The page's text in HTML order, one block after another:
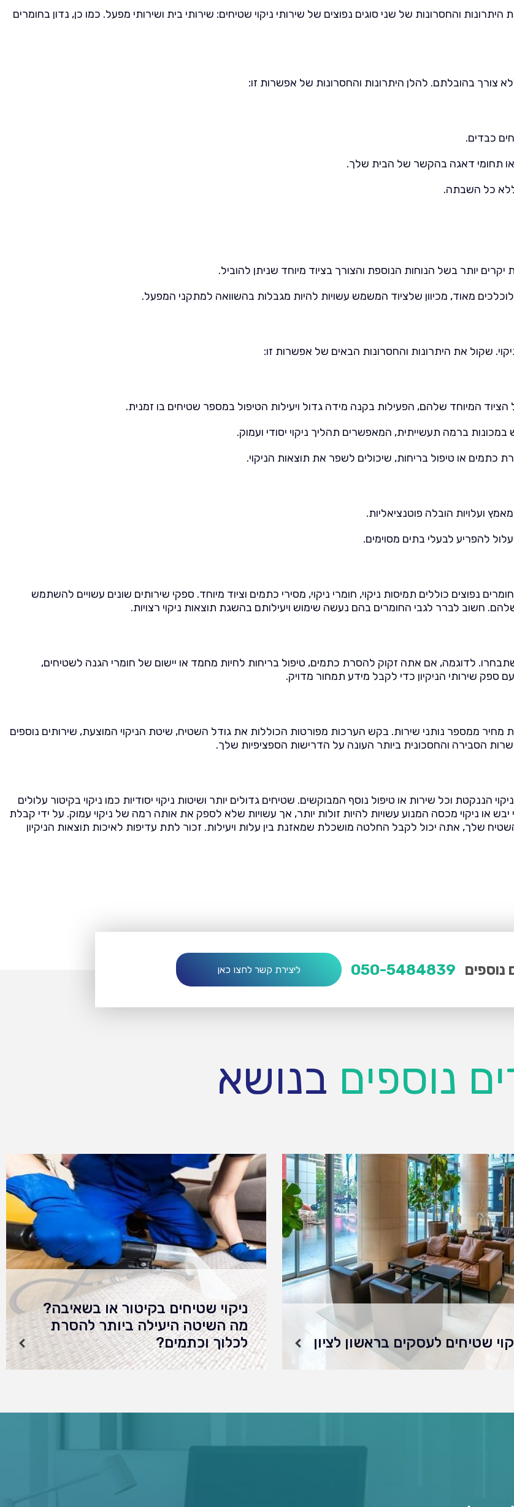
והחסרונות של שני סוגים נפוצים של שירותי ניקוי שטיחים: שירותי בית ושירותי מפעל. כמו כן, נדון בחומרים
צורך בהובלתם. להלן היתרונות והחסרונות של אפשרות זו:
כבדים.
או תחומי דאגה בהקשר של הבית שלך.
ללא כל השבתה.
יקרים יותר בשל הנוחות הנוספת והצורך בציוד מיוחד שניתן להוביל.
מאוד, מכיוון שלציוד המשמש עשויות להיות מגבלות בהשוואה למתקני המפעל.
שקול את היתרונות והחסרונות הבאים של אפשרות זו:
המיוחד שלהם, הפעילות בקנה מידה גדול ויעילות הטיפול במספר שטיחים בו זמנית.
ברמה תעשייתית, המאפשרים תהליך ניקוי יסודי ועמוק.
כתמים או טיפול בריחות, שיכולים לשפר את תוצאות הניקוי.
ועלויות הובלה פוטנציאליות.
להפריע לבעלי בתים מסוימים.
נפוצים כוללים תמיסות ניקוי, חומרי ניקוי, מסירי כתמים וציוד מיוחד. ספקי שירותים שונים עשויים להשתמש
חשוב לברר לגבי החומרים בהם נעשה שימוש ויעילותם בהשגת תוצאות ניקוי רצויות.
שתבחרו. לדוגמה, אם אתה זקוק להסרת כתמים, טיפול בריחות לחיות מחמד או יישום של חומרי הגנה לשטיחים,
ספק שירותי הניקיון כדי לקבל מידע תמחור מדויק.
מחיר ממספר נותני שירות. בקש הערכות מפורטות הכוללות את גודל השטיח, שיטת הניקוי המוצעת, שירותים נוספים
הסבירה והחסכונית ביותר העונה על הדרישות הספציפיות שלך.
וכל שירות או טיפול נוסף המבוקשים. שטיחים גדולים יותר ושיטות ניקוי יסודיות כמו ניקוי בקיטור עלולים
יבש או ניקוי מכסה המנוע עשויות להיות זולות יותר, אך עשויות שלא לספק את אותה רמה של ניקוי עמוק. על ידי קבלת
שלך, אתה יכול לקבל החלטה מושכלת שמאזנת בין עלות ויעילות. זכור לתת עדיפות לאיכות תוצאות הניקיון
נוספים 050-5484839 ליצירת קשר לחצו כאן
נוספים בנושא
שטיחים לעסקים בראשון לציון
ואחריות מלאה √ מחירים אטרקטיביים…
ניקוי שטיחים בקיטור או בשאיבה?
מה השיטה היעילה ביותר להסרת
לכלוך וכתמים?
יחד עם זאת, הם סופגים אבק, לכלוך, כתמים…